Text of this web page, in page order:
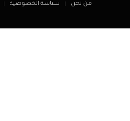
من نحن سياسة الخصوصية